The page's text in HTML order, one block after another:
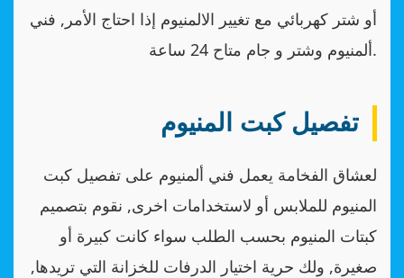
أو شتر كهربائي مع تغيير الالمنيوم إذا احتاج الأمر, فني
ألمنيوم وشتر و جام متاح 24 ساعة.
تفصيل كبت المنيوم
لعشاق الفخامة يعمل فني ألمنيوم على تفصيل كبت
المنيوم للملابس أو لاستخدامات اخرى, نقوم بتصميم
كبتات المنيوم بحسب الطلب سواء كانت كبيرة أو
صغيرة, ولك حرية اختيار الدرفات للخزانة التي تريدها,